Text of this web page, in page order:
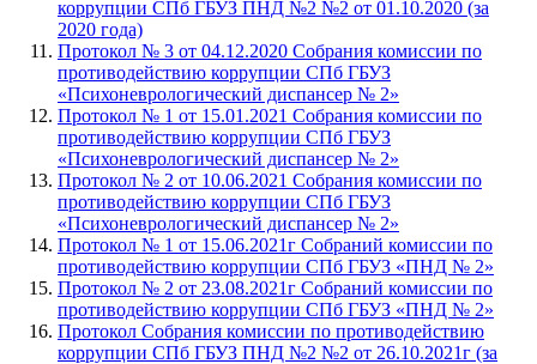
коррупции СПб ГБУЗ ПНД №2 №2 от 01.10.2020 (за
2020 года)
Протокол № 3 от 04.12.2020 Собрания комиссии по
противодействию коррупции СПб ГБУЗ
«Психоневрологический диспансер № 2»
Протокол № 1 от 15.01.2021 Собрания комиссии по
противодействию коррупции СПб ГБУЗ
«Психоневрологический диспансер № 2»
Протокол № 2 от 10.06.2021 Собрания комиссии по
противодействию коррупции СПб ГБУЗ
«Психоневрологический диспансер № 2»
Протокол № 1 от 15.06.2021г Собраний комиссии по
противодействию коррупции СПб ГБУЗ «ПНД № 2»
Протокол № 2 от 23.08.2021г Собраний комиссии по
противодействию коррупции СПб ГБУЗ «ПНД № 2»
Протокол Собрания комиссии по противодействию
коррупции СПб ГБУЗ ПНД №2 №2 от 26.10.2021г (за